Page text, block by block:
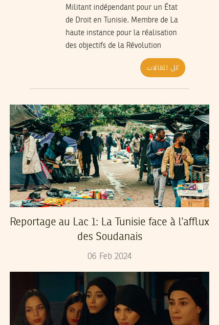
Militant indépendant pour un État
de Droit en Tunisie. Membre de La
haute instance pour la réalisation
des objectifs de la Révolution
كل المقالات
Reportage au Lac 1: La Tunisie face à l’afflux
des Soudanais
06 Feb 2024